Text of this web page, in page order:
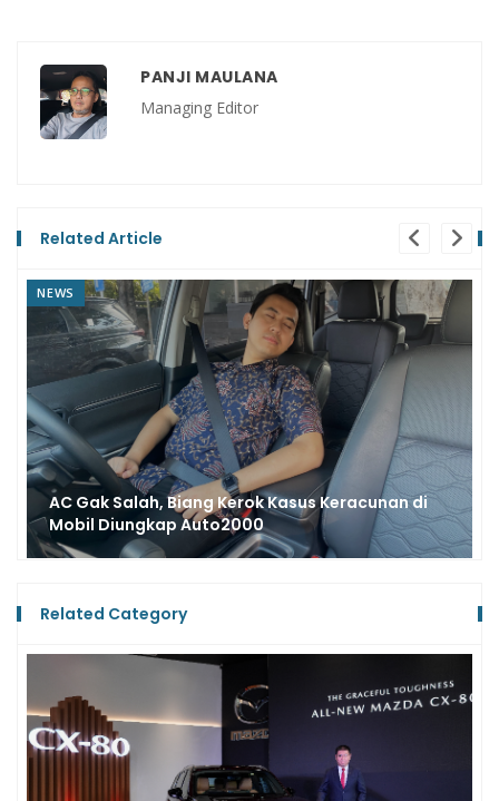
PANJI MAULANA
Managing Editor
Related Article
REVIEW
Jangan Sampai Keliru, Begini Cara
Menghidupkan AC yang Benar Biar
Komponennya Awet
Related Category